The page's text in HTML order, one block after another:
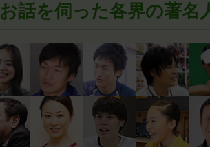
お話を伺った各界の著名